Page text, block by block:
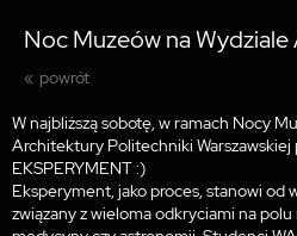
Noc Muzeów na
powrót
W najbliższą sobotę, w ramach Nocy
Architektury Politechniki
EKSPERYMENT :)
Eksperyment, jako proces, stanowi od
związany z wieloma odkryciami na